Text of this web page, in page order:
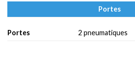
Portes
Portes 2 pneumatiques